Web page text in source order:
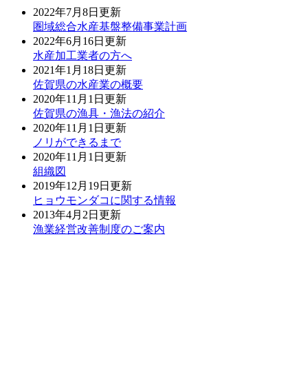
2022年7月8日更新
圏域総合水産基盤整備事業計画
2022年6月16日更新
水産加工業者の方へ
2021年1月18日更新
佐賀県の水産業の概要
2020年11月1日更新
佐賀県の漁具・漁法の紹介
2020年11月1日更新
ノリができるまで
2020年11月1日更新
組織図
2019年12月19日更新
ヒョウモンダコに関する情報
2013年4月2日更新
漁業経営改善制度のご案内